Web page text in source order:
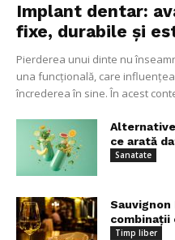
Implant dentar:
fixe, durabile și
Pierderea unui dinte nu
una funcțională, care
încrederea în sine. În acest
ce arată
Sanatate
combinații
Timp liber